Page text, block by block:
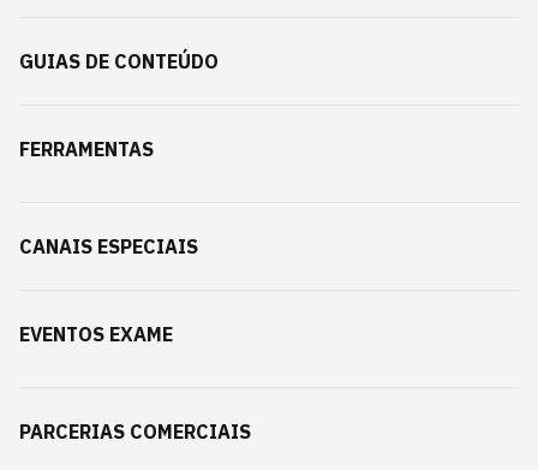
GUIAS DE CONTEÚDO
FERRAMENTAS
CANAIS ESPECIAIS
EVENTOS EXAME
PARCERIAS COMERCIAIS